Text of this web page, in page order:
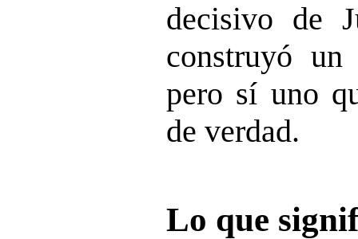
decisivo de
construyó un
pero sí uno
de verdad.
Lo que